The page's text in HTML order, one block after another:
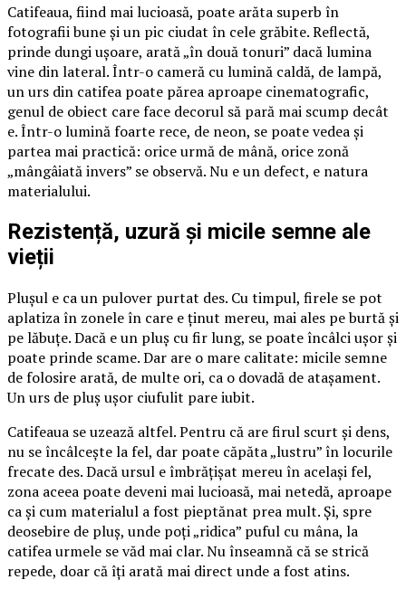
Catifeaua, fiind mai lucioasă, poate arăta superb în
fotografii bune și un pic ciudat în cele grăbite. Reflectă,
prinde dungi ușoare, arată „în două tonuri” dacă lumina
vine din lateral. Într-o cameră cu lumină caldă, de lampă,
un urs din catifea poate părea aproape cinematografic,
genul de obiect care face decorul să pară mai scump decât
e. Într-o lumină foarte rece, de neon, se poate vedea și
partea mai practică: orice urmă de mână, orice zonă
„mângâiată invers” se observă. Nu e un defect, e natura
materialului.
Rezistență, uzură și micile semne ale
vieții
Plușul e ca un pulover purtat des. Cu timpul, firele se pot
aplatiza în zonele în care e ținut mereu, mai ales pe burtă și
pe lăbuțe. Dacă e un pluș cu fir lung, se poate încâlci ușor și
poate prinde scame. Dar are o mare calitate: micile semne
de folosire arată, de multe ori, ca o dovadă de atașament.
Un urs de pluș ușor ciufulit pare iubit.
Catifeaua se uzează altfel. Pentru că are firul scurt și dens,
nu se încâlcește la fel, dar poate căpăta „lustru” în locurile
frecate des. Dacă ursul e îmbrățișat mereu în același fel,
zona aceea poate deveni mai lucioasă, mai netedă, aproape
ca și cum materialul a fost pieptănat prea mult. Și, spre
deosebire de pluș, unde poți „ridica” puful cu mâna, la
catifea urmele se văd mai clar. Nu înseamnă că se strică
repede, doar că îți arată mai direct unde a fost atins.